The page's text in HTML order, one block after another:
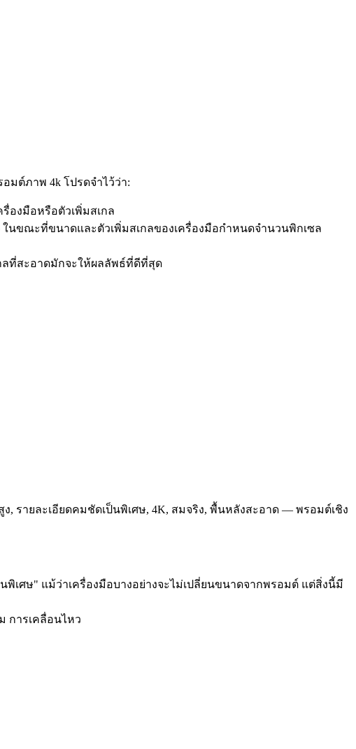
อมต์ภาพ 4k โปรดจำไว้ว่า:
องมือหรือตัวเพิ่มสเกล
นขณะที่ขนาดและตัวเพิ่มสเกลของเครื่องมือกำหนดจำนวนพิกเซล
ลที่สะอาดมักจะให้ผลลัพธ์ที่ดีที่สุด
, รายละเอียดคมชัดเป็นพิเศษ, 4K, สมจริง, พื้นหลังสะอาด — พรอมต์เชิง
พิเศษ" แม้ว่าเครื่องมือบางอย่างจะไม่เปลี่ยนขนาดจากพรอมต์ แต่สิ่งนี้มี
การเคลื่อนไหว